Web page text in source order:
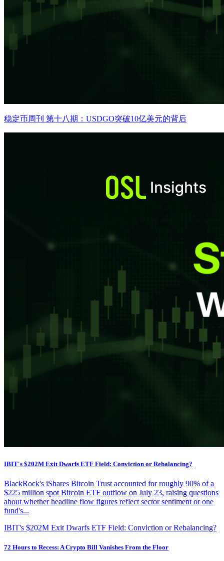
稳定币周刊 第十八期：USDGO突破10亿美元的背后
IBIT's $202M Exit Dwarfs ETF Field: Conviction or Rebalancing?
BlackRock's iShares Bitcoin Trust accounted for roughly 90% of a
$225 million spot Bitcoin ETF outflow on July 23, raising questions
about whether headline flow figures reflect sector sentiment or one
fund's...
IBIT's $202M Exit Dwarfs ETF Field: Conviction or Rebalancing?
72 Hours to Recess: A Crypto Bill Vanishes From the Floor